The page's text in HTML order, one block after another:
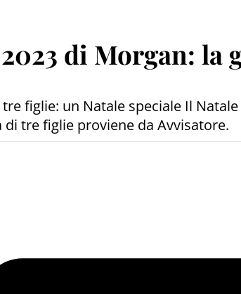
di Morgan: la
figlie: un Natale speciale Il
tre figlie proviene da Avvisatore.